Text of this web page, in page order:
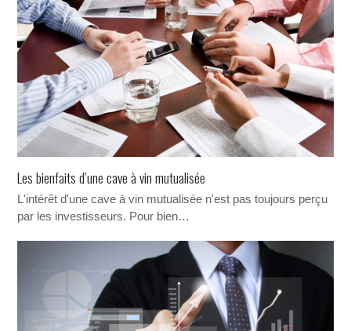
Les bienfaits d’une cave à vin mutualisée
L'intérêt d'une cave à vin mutualisée n'est pas toujours perçu
par les investisseurs. Pour bien…